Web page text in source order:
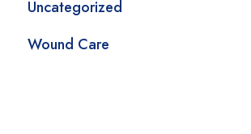
Uncategorized
Wound Care